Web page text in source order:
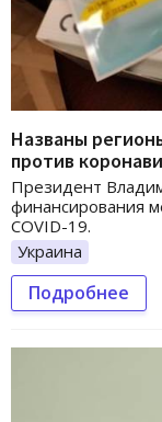
Названы
против
Президент
финансирования
COVID-19.
Украина
Подробнее